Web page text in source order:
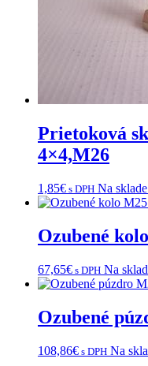
Prietoková
4×4,M26
1,85€ s DPH Na sklade
Ozubené
67,65€ s DPH Na
Ozubené
108,86€ s DPH Na